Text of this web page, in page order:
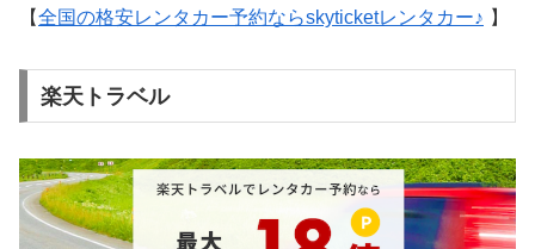
【全国の格安レンタカー予約ならskyticketレンタカー♪ 】
楽天トラベル